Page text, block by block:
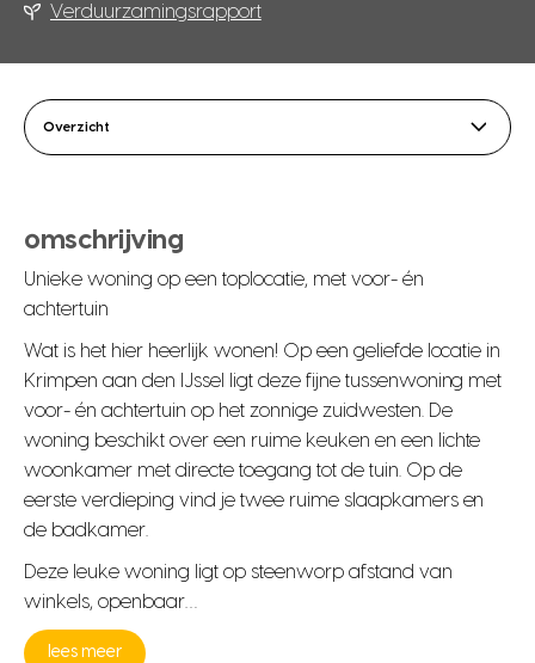
Verduurzamingsrapport
Overzicht
omschrijving
Unieke woning op een toplocatie, met voor- én
achtertuin
Wat is het hier heerlijk wonen! Op een geliefde locatie in
Krimpen aan den IJssel ligt deze fijne tussenwoning met
voor- én achtertuin op het zonnige zuidwesten. De
woning beschikt over een ruime keuken en een lichte
woonkamer met directe toegang tot de tuin. Op de
eerste verdieping vind je twee ruime slaapkamers en
de badkamer.
Deze leuke woning ligt op steenworp afstand van
winkels, openbaar…
lees meer